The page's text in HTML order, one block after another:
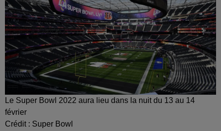
Le Super Bowl 2022 aura lieu dans la nuit du 13 au 14
février
Crédit : Super Bowl